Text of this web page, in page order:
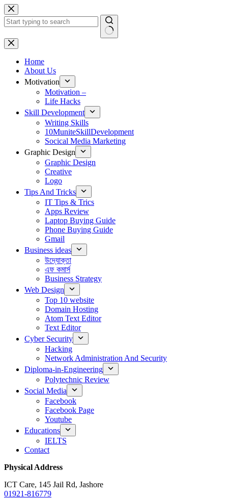
Skip
to
content
No
results
Home
About Us
Motivation
Motivation –
Life Hacks
Skill Development
Writing Skills
10MuniteSkillDevelopment
Socical Media Marketing
Graphic Design
Graphic Design
Creative
Logo
Tips And Tricks
IT Tips & Trics
Apps Review
Laptop Buying Guide
Phone Buying Guide
Gmail
Business ideas
উদ্যোক্তা
এফ কমার্স
Business Strategy
Web Design
Top 10 website
Domain Hosting
Atom Text Editor
Text Editor
Cyber Security
Hacking
Network Administration And Security
Diploma-in-Engineering
Polytechnic Review
Social Media
Facebook
Facebook Page
Youtube
Educations
IELTS
Contact
Physical Address
ICT Care, 145 Jail Rd, Jashore
01921-816779